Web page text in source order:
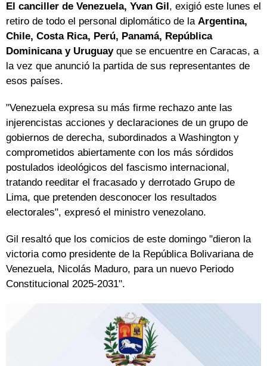
El canciller de Venezuela, Yvan Gil, exigió este lunes el
retiro de todo el personal diplomático de la Argentina,
Chile, Costa Rica, Perú, Panamá, República
Dominicana y Uruguayque se encuentre en Caracas, a
la vez que anunció la partida de sus representantes de
esos países.
"Venezuela expresa su más firme rechazo ante las
injerencistas acciones y declaraciones de un grupo de
gobiernos de derecha, subordinados a Washington y
comprometidos abiertamente con los más sórdidos
postulados ideológicos del fascismo internacional,
tratando reeditar el fracasado y derrotado Grupo de
Lima, que pretenden desconocer los resultados
electorales", expresó el ministro venezolano.
Gil resaltó que los comicios de este domingo "dieron la
victoria como presidente de la República Bolivariana de
Venezuela, Nicolás Maduro, para un nuevo Periodo
Constitucional 2025-2031".